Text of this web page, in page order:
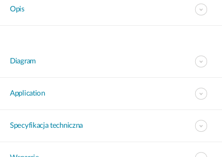
Opis
Diagram
Application
Specyfikacja techniczna